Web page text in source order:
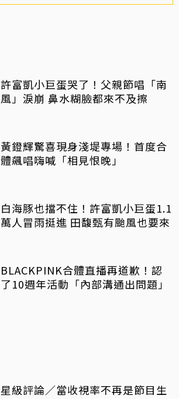
許富凱小巨蛋哭了！父親節唱「南
風」淚崩 鼻水糊臉都來不及擦
黃鐙輝驚喜現身淺堤專場！首度合
體飆唱嗨喊「相見恨晚」
白海豚也擋不住！許富凱小巨蛋1.1
萬人冒雨挺進 田馥甄有颱風也要來
BLACKPINK合體直播再道歉！認
了10週年活動「內部溝通出問題」
星級評論／當收視率不再是節目生